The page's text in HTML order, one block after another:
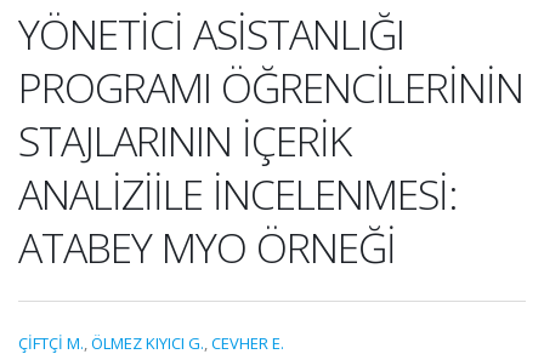
YÖNETİCİ ASİSTANLIĞI
PROGRAMI ÖĞRENCİLERİNİN
STAJLARININ İÇERİK
ANALİZİİLE İNCELENMESİ:
ATABEY MYO ÖRNEĞİ
ÇİFTÇİ M.,ÖLMEZ KIYICI G.,CEVHER E.